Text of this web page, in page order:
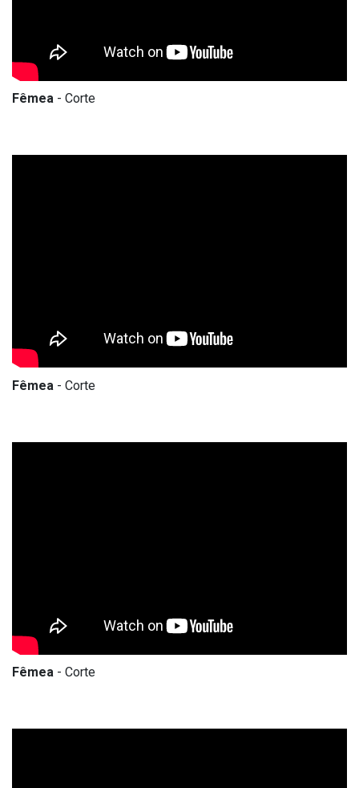
Fêmea - Corte
Fêmea - Corte
Fêmea - Corte